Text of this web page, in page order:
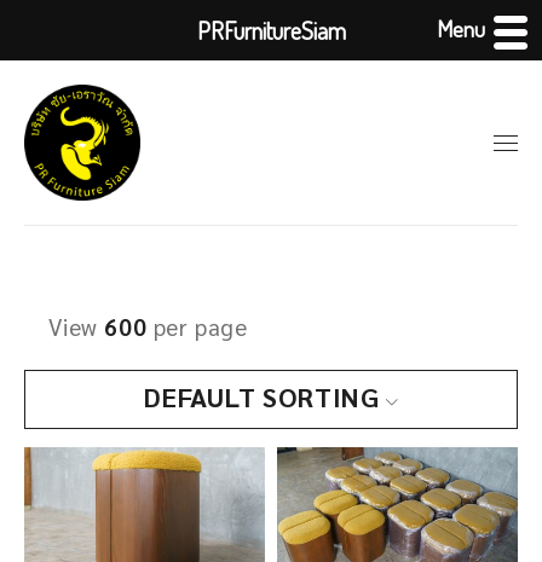
DEFAULT SORTING
View 600 per page
PRFurnitureSiam Menu